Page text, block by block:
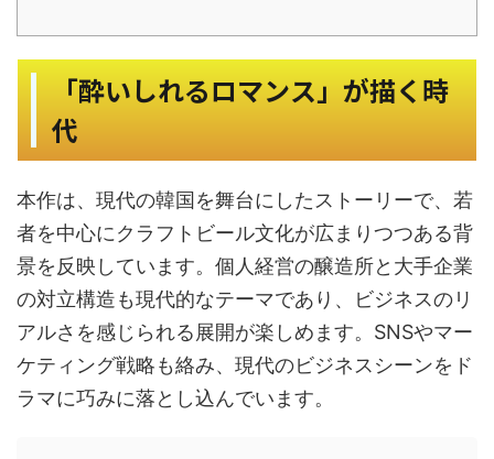
「酔いしれるロマンス」が描く時
代
本作は、現代の韓国を舞台にしたストーリーで、若
者を中心にクラフトビール文化が広まりつつある背
景を反映しています。個人経営の醸造所と大手企業
の対立構造も現代的なテーマであり、ビジネスのリ
アルさを感じられる展開が楽しめます。SNSやマー
ケティング戦略も絡み、現代のビジネスシーンをド
ラマに巧みに落とし込んでいます。